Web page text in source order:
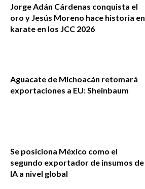
Jorge Adán Cárdenas conquista el
oro y Jesús Moreno hace historia en
karate en los JCC 2026
Aguacate de Michoacán retomará
exportaciones a EU: Sheinbaum
Se posiciona México como el
segundo exportador de insumos de
IA a nivel global